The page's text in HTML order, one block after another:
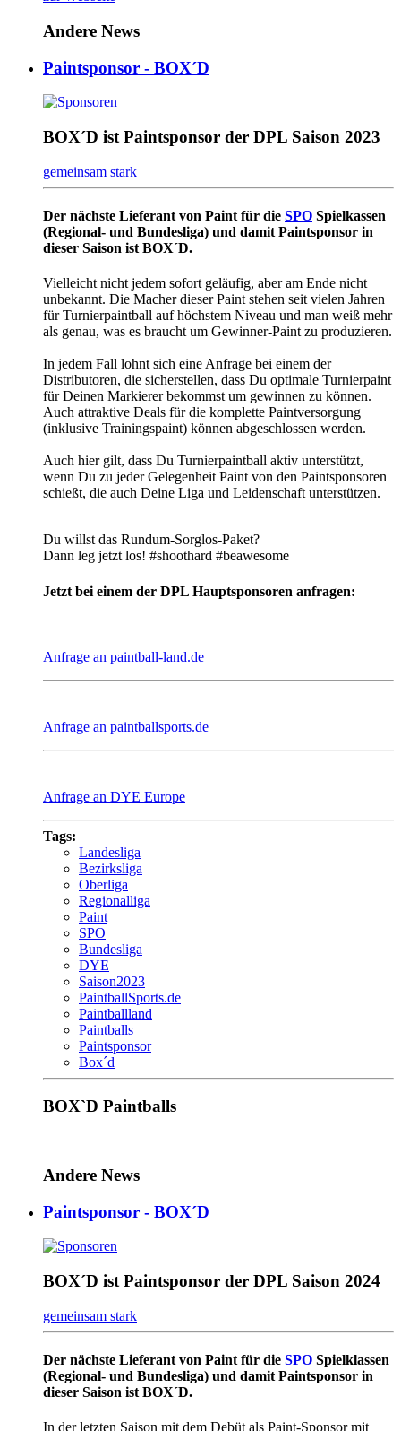
Andere News
Paintsponsor - BOX´D
BOX´D ist Paintsponsor der DPL Saison 2023
gemeinsam stark
Der nächste Lieferant von Paint für die SPO Spielkassen
(Regional- und Bundesliga) und damit Paintsponsor in
dieser Saison ist BOX´D.
Vielleicht nicht jedem sofort geläufig, aber am Ende nicht
unbekannt. Die Macher dieser Paint stehen seit vielen Jahren
für Turnierpaintball auf höchstem Niveau und man weiß mehr
als genau, was es braucht um Gewinner-Paint zu produzieren.
In jedem Fall lohnt sich eine Anfrage bei einem der
Distributoren, die sicherstellen, dass Du optimale Turnierpaint
für Deinen Markierer bekommst um gewinnen zu können.
Auch attraktive Deals für die komplette Paintversorgung
(inklusive Trainingspaint) können abgeschlossen werden.
Auch hier gilt, dass Du Turnierpaintball aktiv unterstützt,
wenn Du zu jeder Gelegenheit Paint von den Paintsponsoren
schießt, die auch Deine Liga und Leidenschaft unterstützen.
Du willst das Rundum-Sorglos-Paket?
Dann leg jetzt los! #shoothard #beawesome
Jetzt bei einem der DPL Hauptsponsoren anfragen:
Anfrage an paintball-land.de
Anfrage an paintballsports.de
Anfrage an DYE Europe
Tags:
Landesliga
Bezirksliga
Oberliga
Regionalliga
Paint
SPO
Bundesliga
DYE
Saison2023
PaintballSports.de
Paintballland
Paintballs
Paintsponsor
Box´d
BOX`D Paintballs
Andere News
Paintsponsor - BOX´D
BOX´D ist Paintsponsor der DPL Saison 2024
gemeinsam stark
Der nächste Lieferant von Paint für die SPO Spielklassen
(Regional- und Bundesliga) und damit Paintsponsor in
dieser Saison ist BOX´D.
In der letzten Saison mit dem Debüt als Paint-Sponsor mit